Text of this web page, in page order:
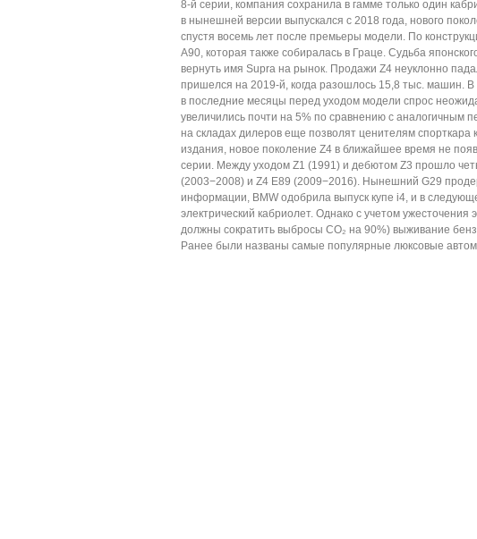
8-й серии, компания сохранила в гамме только один
в нынешней версии выпускался с 2018 года, нового
спустя восемь лет после премьеры модели. По
A90, которая также собиралась в Граце. Судьба
вернуть имя Supra на рынок. Продажи Z4 неуклонно
пришелся на 2019-й, когда разошлось 15,8 тыс. машин.
в последние месяцы перед уходом модели спрос
увеличились почти на 5% по сравнению с аналогичным
на складах дилеров еще позволят ценителям
издания, новое поколение Z4 в ближайшее время не
серии. Между уходом Z1 (1991) и дебютом Z3 прошло
(2003−2008) и Z4 E89 (2009−2016). Нынешний G29
информации, BMW одобрила выпуск купе i4, и в
электрический кабриолет. Однако с учетом ужесточения
должны сократить выбросы CO₂ на 90%) выживание
Ранее были названы самые популярные люксовые